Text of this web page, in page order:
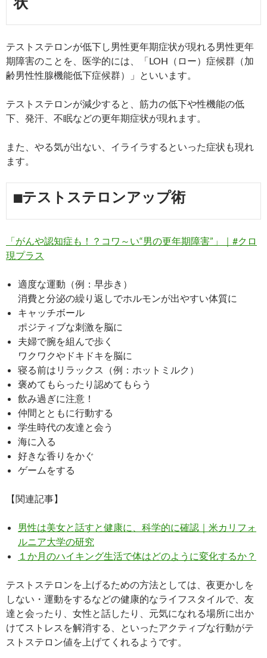
テストステロンが低下し男性更年期症状が現れる男性更年
期障害のことを、医学的には、「LOH（ロー）症候群（加
齢男性性腺機能低下症候群）」といいます。
テストステロンが減少すると、筋力の低下や性機能の低
下、発汗、不眠などの更年期症状が現れます。
また、やる気が出ない、イライラするといった症状も現れ
ます。
■テストステロンアップ術
「がんや認知症も！？コワ～い“男の更年期障害”」｜#クロ
現プラス
適度な運動（例：早歩き）
消費と分泌の繰り返しでホルモンが出やすい体質に
キャッチボール
ポジティブな刺激を脳に
夫婦で腕を組んで歩く
ワクワクやドキドキを脳に
寝る前はリラックス（例：ホットミルク）
褒めてもらったり認めてもらう
飲み過ぎに注意！
仲間とともに行動する
学生時代の友達と会う
海に入る
好きな香りをかぐ
ゲームをする
【関連記事】
男性は美女と話すと健康に、科学的に確認｜米カリフォ
ルニア大学の研究
１か月のハイキング生活で体はどのように変化するか？
テストステロンを上げるための方法としては、夜更かしを
しない・運動をするなどの健康的なライフスタイルで、友
達と会ったり、女性と話したり、元気になれる場所に出か
けてストレスを解消する、といったアクティブな行動がテ
ストステロン値を上げてくれるようです。